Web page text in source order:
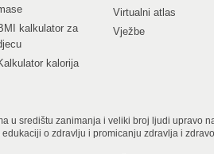
kalkulator za
kalorija
Virtualni atlas
Vježbe
u središtu zanimanja i veliki broj ljudi upravo
o zdravlju i promicanju zdravlja i